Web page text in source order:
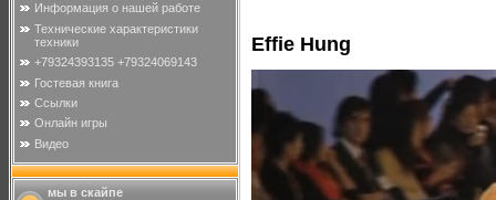
Информация о нашей работе
Технические характеристики
техники
+79324393135 +79324069143
Гостевая книга
Ссылки
Онлайн игры
Видео
мы в скайпе
Effie Hung